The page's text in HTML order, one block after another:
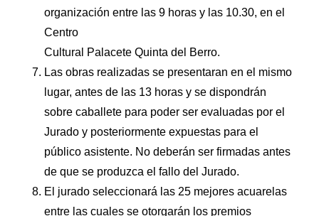
organización entre las 9 horas y las 10.30, en el
Centro
Cultural Palacete Quinta del Berro.
Las obras realizadas se presentaran en el mismo
lugar, antes de las 13 horas y se dispondrán
sobre caballete para poder ser evaluadas por el
Jurado y posteriormente expuestas para el
público asistente. No deberán ser firmadas antes
de que se produzca el fallo del Jurado.
El jurado seleccionará las 25 mejores acuarelas
entre las cuales se otorgarán los premios